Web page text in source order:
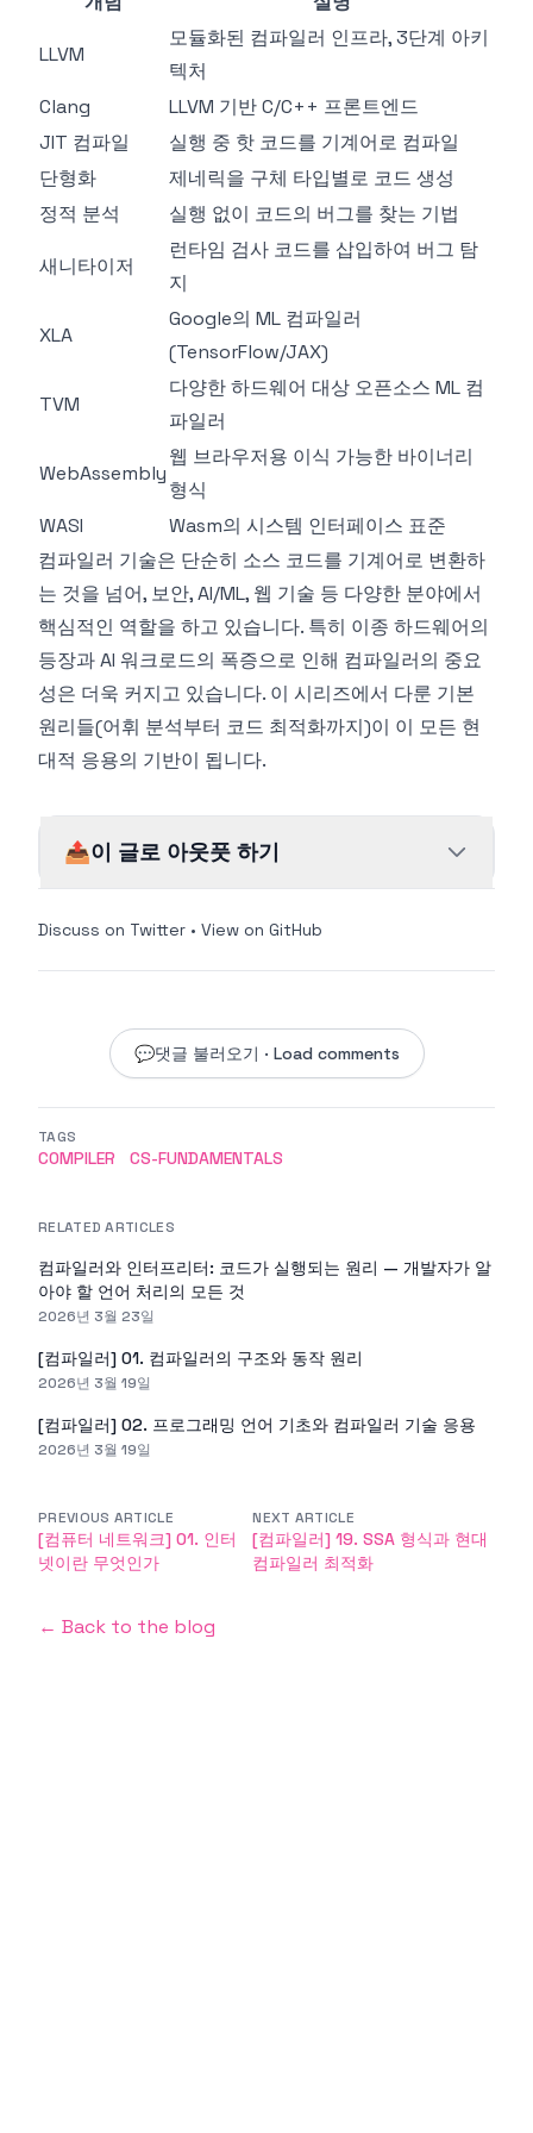
LLVM
모듈화된 컴파일러 인프라, 3단계 아키
텍처
Clang
LLVM 기반 C/C++ 프론트엔드
JIT 컴파일
실행 중 핫 코드를 기계어로 컴파일
단형화
제네릭을 구체 타입별로 코드 생성
정적 분석
실행 없이 코드의 버그를 찾는 기법
새니타이저
런타임 검사 코드를 삽입하여 버그 탐
지
XLA
Google의 ML 컴파일러
(TensorFlow/JAX)
TVM
다양한 하드웨어 대상 오픈소스 ML 컴
파일러
WebAssembly
웹 브라우저용 이식 가능한 바이너리
형식
WASI
Wasm의 시스템 인터페이스 표준
컴파일러 기술은 단순히 소스 코드를 기계어로 변환하
는 것을 넘어, 보안, AI/ML, 웹 기술 등 다양한 분야에서
핵심적인 역할을 하고 있습니다. 특히 이종 하드웨어의
등장과 AI 워크로드의 폭증으로 인해 컴파일러의 중요
성은 더욱 커지고 있습니다. 이 시리즈에서 다룬 기본
원리들(어휘 분석부터 코드 최적화까지)이 이 모든 현
대적 응용의 기반이 됩니다.
📤이 글로 아웃풋 하기
Discuss on Twitter • View on GitHub
💬댓글 불러오기 · Load comments
TAGS
COMPILER CS-FUNDAMENTALS
RELATED ARTICLES
컴파일러와 인터프리터: 코드가 실행되는 원리 — 개발자가 알
아야 할 언어 처리의 모든 것
2026년 3월 23일
[컴파일러] 01. 컴파일러의 구조와 동작 원리
2026년 3월 19일
[컴파일러] 02. 프로그래밍 언어 기초와 컴파일러 기술 응용
2026년 3월 19일
PREVIOUS ARTICLE
[컴퓨터 네트워크] 01. 인터
넷이란 무엇인가
NEXT ARTICLE
[컴파일러] 19. SSA 형식과 현대
컴파일러 최적화
← Back to the blog